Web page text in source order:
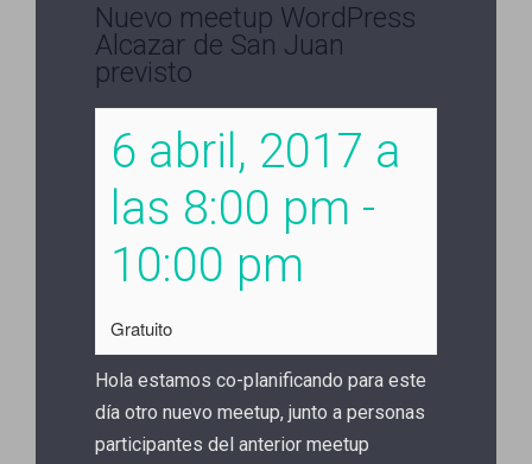
Nuevo meetup WordPress
Alcazar de San Juan
previsto
6 abril, 2017 a
las 8:00 pm -
10:00 pm
Gratuito
Hola estamos co-planificando para este
día otro nuevo meetup, junto a personas
participantes del anterior meetup